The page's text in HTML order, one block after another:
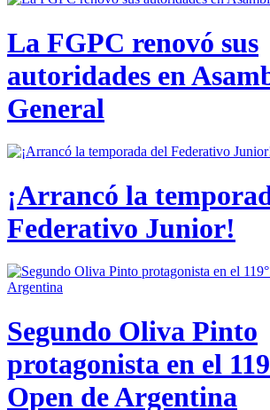
La FGPC renovó sus
autoridades en
General
¡Arrancó la
Federativo Junior!
Segundo Oliva Pinto
protagonista en el
Open de Argentina